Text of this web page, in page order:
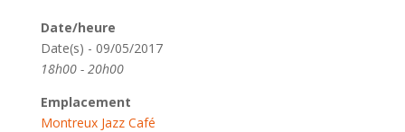
Date/heure
Date(s) - 09/05/2017
18h00 - 20h00
Emplacement
Montreux Jazz Café